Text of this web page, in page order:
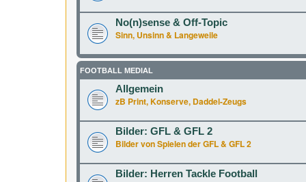
No(n)sense & Off-Topic
Sinn, Unsinn & Langeweile
FOOTBALL MEDIAL
Allgemein
zB Print, Konserve, Daddel-Zeugs
Bilder: GFL & GFL 2
Bilder von Spielen der GFL & GFL 2
Bilder: Herren Tackle Football